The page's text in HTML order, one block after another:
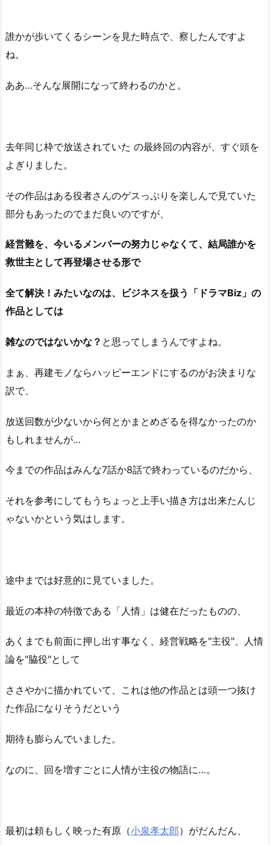
誰かが歩いてくるシーンを見た時点で、察したんですよ
ね。
ああ…そんな展開になって終わるのかと。
去年同じ枠で放送されていた の最終回の内容が、すぐ頭を
よぎりました。
その作品はある役者さんのゲスっぷりを楽しんで見ていた
部分もあったのでまだ良いのですが、
経営難を、今いるメンバーの努力じゃなくて、結局誰かを
救世主として再登場させる形で
全て解決！みたいなのは、ビジネスを扱う「ドラマBiz」の
作品としては
雑なのではないかな？ と思ってしまうんですよね。
まぁ、再建モノならハッピーエンドにするのがお決まりな
訳で、
放送回数が少ないから何とかまとめざるを得なかったのか
もしれませんが…
今までの作品はみんな7話か8話で終わっているのだから、
それを参考にしてもうちょっと上手い描き方は出来たんじ
ゃないかという気はします。
途中までは好意的に見ていました。
最近の本枠の特徴である「人情」は健在だったものの、
あくまでも前面に押し出す事なく、経営戦略を"主役"、人情
論を"脇役"として
ささやかに描かれていて、これは他の作品とは頭一つ抜け
た作品になりそうだという
期待も膨らんでいました。
なのに、回を増すごとに人情が主役の物語に…。
最初は頼もしく映った有原（小泉孝太郎）がだんだん、